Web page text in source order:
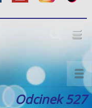
Odcinek 527